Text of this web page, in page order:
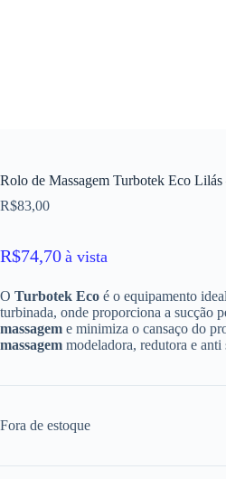
Rolo de Massagem Turbotek Eco Lilás
R$83,00
R$74,70 à vista
O Turbotek Eco é o equipamento
turbinada, onde proporciona a sucção
massagem e minimiza o cansaço do
massagem modeladora, redutora e anti
Fora de estoque